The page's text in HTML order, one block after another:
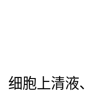
细胞上清液